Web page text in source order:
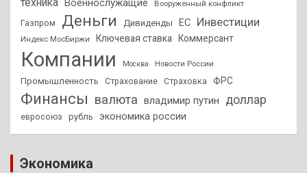
техника
Военнослужащие Вооруженный конфликт
Газпром Деньги Дивиденды ЕС Инвестиции
Индекс МосБиржи Ключевая ставка Коммерсант
Компании Москва Новости России
Промышленность Страхование Страховка ФРС
Финансы валюта владимир путин доллар
евросоюз рубль экономика россии
Экономика